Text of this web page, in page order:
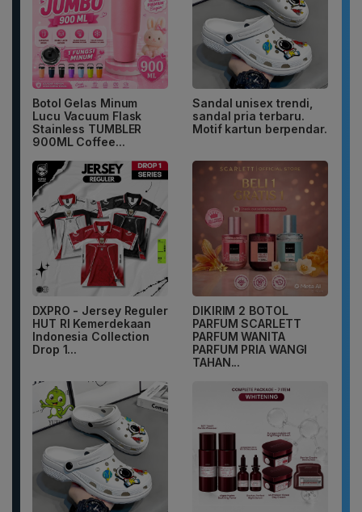
Botol Gelas Minum
Lucu Vacuum Flask
Stainless TUMBLER
900ML Coffee...
Sandal unisex trendi,
sandal pria terbaru.
Motif kartun berpendar.
DXPRO - Jersey Reguler
HUT RI Kemerdekaan
Indonesia Collection
Drop 1...
DIKIRIM 2 BOTOL
PARFUM SCARLETT
PARFUM WANITA
PARFUM PRIA WANGI
TAHAN...